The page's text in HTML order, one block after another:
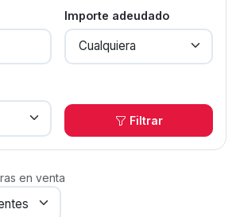
Importe adeudado
Filtrar
en venta